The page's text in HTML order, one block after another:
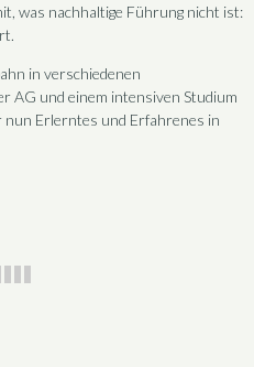
was nachhaltige Führung nicht ist:
in verschiedenen
AG und einem intensiven Studium
nun Erlerntes und Erfahrenes in